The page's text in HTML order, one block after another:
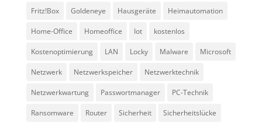
Fritz!Box Goldeneye Hausgeräte Heimautomation
Home-Office Homeoffice Iot kostenlos
Kostenoptimierung LAN Locky Malware Microsoft
Netzwerk Netzwerkspeicher Netzwerktechnik
Netzwerkwartung Passwortmanager PC-Technik
Ransomware Router Sicherheit Sicherheitslücke